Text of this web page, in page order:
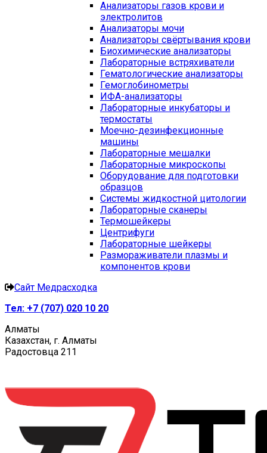
Анализаторы газов крови и
электролитов
Анализаторы мочи
Анализаторы свёртывания крови
Биохимические анализаторы
Лабораторные встряхиватели
Гематологические анализаторы
Гемоглобинометры
ИФА-анализаторы
Лабораторные инкубаторы и
термостаты
Моечно-дезинфекционные
машины
Лабораторные мешалки
Лабораторные микроскопы
Оборудование для подготовки
образцов
Системы жидкостной цитологии
Лабораторные сканеры
Термошейкеры
Центрифуги
Лабораторные шейкеры
Размораживатели плазмы и
компонентов крови
Сайт Медрасходка
Тел: +7 (707) 020 10 20
Алматы
Казахстан, г. Алматы
Радостовца 211